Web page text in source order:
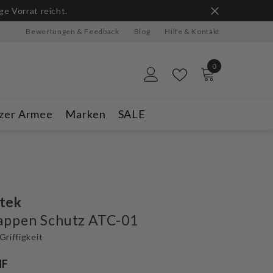
Vorrat reicht.
Bewertungen & Feedback Blog Hilfe & Kontakt
0
0
Armee Marken SALE
Schutz ATC-01